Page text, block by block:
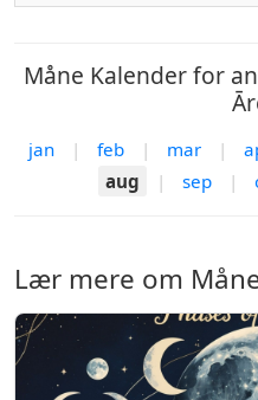
Måne Kalender for
jan | feb | mar |
aug
| sep |
Lær mere om